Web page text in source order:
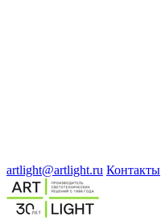
artlight@artlight.ru Контакты